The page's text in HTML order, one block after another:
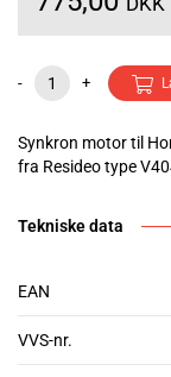
- +
Synkron motor til
fra Resideo type
Tekniske data
EAN
VVS-nr.